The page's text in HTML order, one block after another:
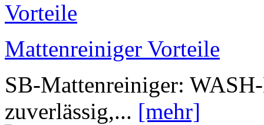
Mattenreiniger Vorteile
SB-Mattenreiniger:
zuverlässig,... [mehr]